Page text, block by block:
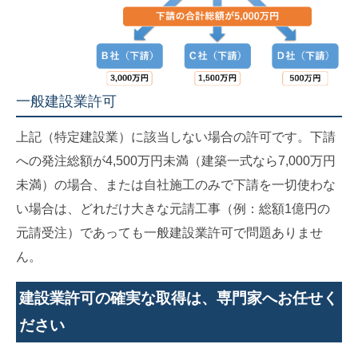
一般建設業許可
上記（特定建設業）に該当しない場合の許可です。下請
への発注総額が4,500万円未満（建築一式なら7,000万円
未満）の場合、または自社施工のみで下請を一切使わな
い場合は、どれだけ大きな元請工事（例：総額1億円の
元請受注）であっても一般建設業許可で問題ありませ
ん。
建設業許可の確実な取得は、専門家へお任せく
ださい